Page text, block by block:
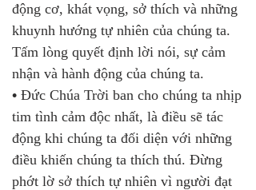
động cơ, khát vọng, sở thích và những
khuynh hướng tự nhiên của chúng ta.
Tấm lòng quyết định lời nói, sự cảm
nhận và hành động của chúng ta.
• Đức Chúa Trời ban cho chúng ta nhịp
tim tình cảm độc nhất, là điều sẽ tác
động khi chúng ta đối diện với những
điều khiến chúng ta thích thú. Đừng
phớt lờ sở thích tự nhiên vì người đạt